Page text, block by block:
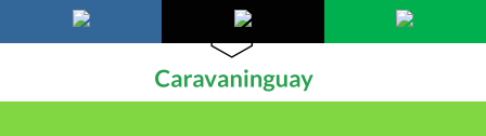
contenido